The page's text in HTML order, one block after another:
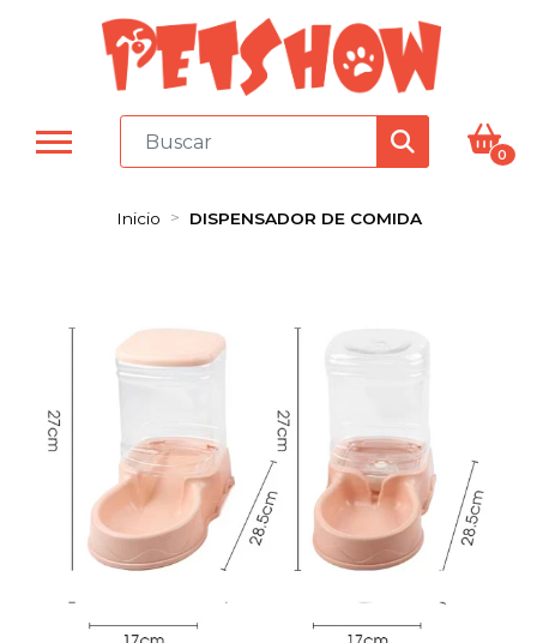
0
Inicio DISPENSADOR DE COMIDA